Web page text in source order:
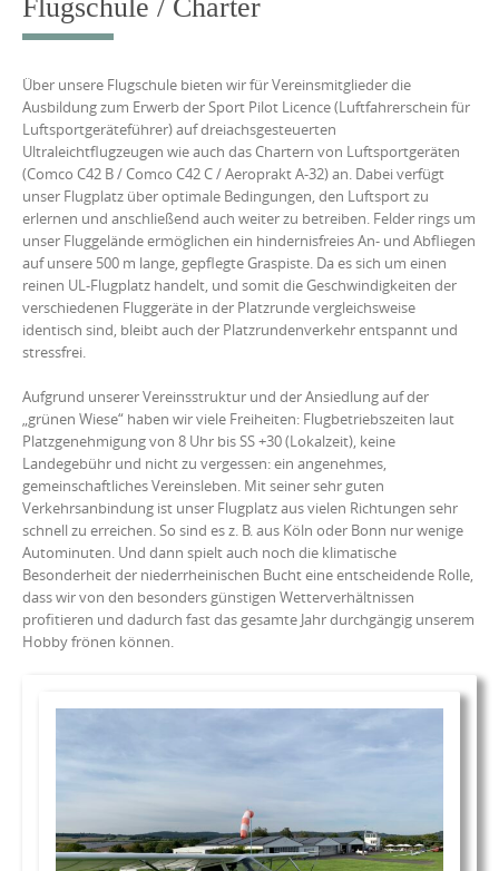
Flugschule / Charter
Über unsere Flugschule bieten wir für Vereinsmitglieder die
Ausbildung zum Erwerb der Sport Pilot Licence (Luftfahrerschein für
Luftsportgeräteführer) auf dreiachsgesteuerten
Ultraleichtflugzeugen wie auch das Chartern von Luftsportgeräten
(Comco C42 B / Comco C42 C / Aeroprakt A-32) an. Dabei verfügt
unser Flugplatz über optimale Bedingungen, den Luftsport zu
erlernen und anschließend auch weiter zu betreiben. Felder rings um
unser Fluggelände ermöglichen ein hindernisfreies An- und Abfliegen
auf unsere 500 m lange, gepflegte Graspiste. Da es sich um einen
reinen UL-Flugplatz handelt, und somit die Geschwindigkeiten der
verschiedenen Fluggeräte in der Platzrunde vergleichsweise
identisch sind, bleibt auch der Platzrundenverkehr entspannt und
stressfrei.
Aufgrund unserer Vereinsstruktur und der Ansiedlung auf der
„grünen Wiese“ haben wir viele Freiheiten: Flugbetriebszeiten laut
Platzgenehmigung von 8 Uhr bis SS +30 (Lokalzeit), keine
Landegebühr und nicht zu vergessen: ein angenehmes,
gemeinschaftliches Vereinsleben. Mit seiner sehr guten
Verkehrsanbindung ist unser Flugplatz aus vielen Richtungen sehr
schnell zu erreichen. So sind es z. B. aus Köln oder Bonn nur wenige
Autominuten. Und dann spielt auch noch die klimatische
Besonderheit der niederrheinischen Bucht eine entscheidende Rolle,
dass wir von den besonders günstigen Wetterverhältnissen
profitieren und dadurch fast das gesamte Jahr durchgängig unserem
Hobby frönen können.